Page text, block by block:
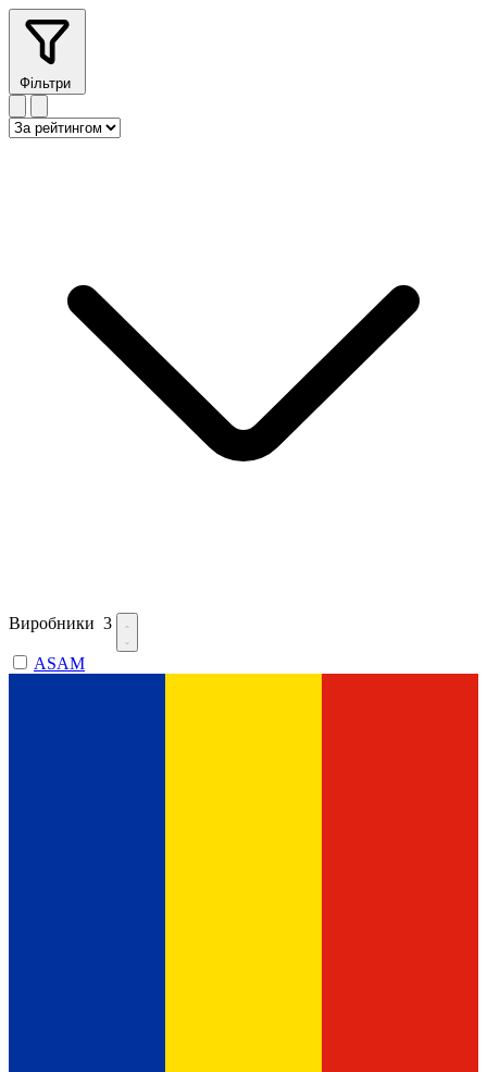
Фільтри
Виробники 3
ASAM